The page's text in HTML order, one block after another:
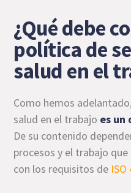
¿Qué debe
política de
salud en el
Como hemos
salud en el trabajo es un
De su contenido
procesos y el trabajo
con los requisitos de ISO